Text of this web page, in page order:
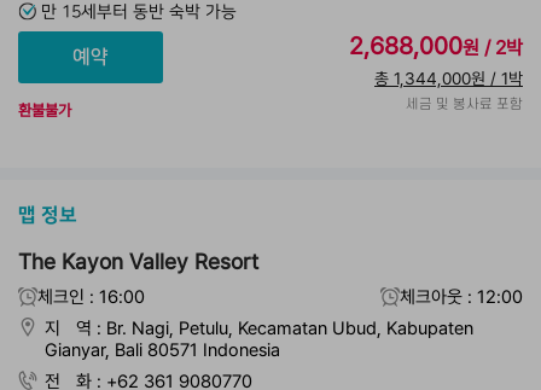
만 15세부터 동반 숙박 가능
환불불가
2,688,000원 / 2박
총 1,344,000원 / 1박
세금 및 봉사료 포함
맵 정보
The Kayon Valley Resort
체크인 : 16:00
체크아웃 : 12:00
지 역 : Br. Nagi, Petulu, Kecamatan Ubud, Kabupaten
Gianyar, Bali 80571 Indonesia
전 화 : +62 361 9080770